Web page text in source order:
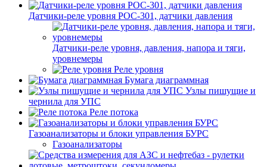
Датчики-реле уровня РОС-301, датчики давления
Датчики-реле уровня, давления, напора и тяги,
уровнемеры
Реле уровня
Бумага диаграммная
Узлы пишущие и
чернила для УПС
Реле потока
Газоанализаторы и блоки управления БУРС
Газоанализаторы